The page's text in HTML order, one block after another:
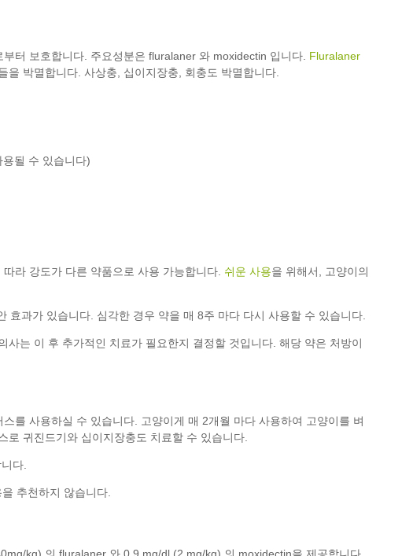
부터 보호합니다. 주요성분은 fluralaner 와 moxidectin 입니다. Fluralaner
을 박멸합니다. 사상충, 십이지장충, 회충도 박멸합니다.
될 수 있습니다)
라 강도가 다른 약품으로 사용 가능합니다. 쉬운 사용을 위해서, 고양이의
과가 있습니다. 심각한 경우 약을 매 8주 마다 다시 사용할 수 있습니다.
는 이 후 추가적인 치료가 필요한지 결정할 것입니다. 해당 약은 처방이
를 사용하실 수 있습니다. 고양이게 매 2개월 마다 사용하여 고양이를 벼
로 귀진드기와 십이지장충도 치료할 수 있습니다.
다.
추천하지 않습니다.
kg) 의 fluralaner 와 0.9 mg/dl (2 mg/kg) 의 moxidectin을 제공합니다.